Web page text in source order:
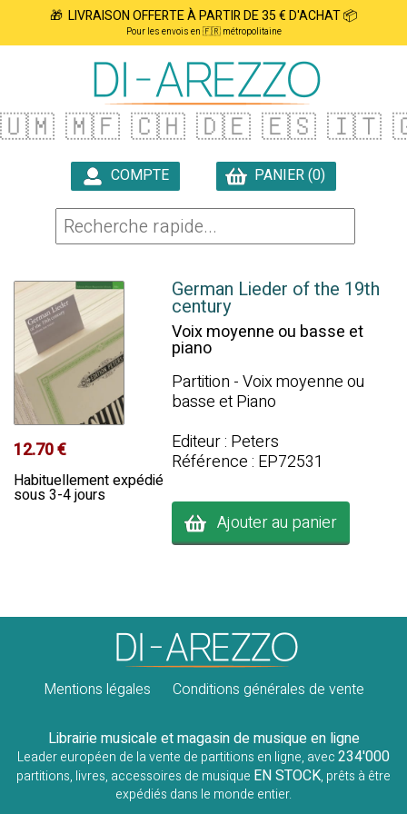
🎁 LIVRAISON OFFERTE À PARTIR DE 35 € D'ACHAT 📦
Pour les envois en 🇫🇷 métropolitaine
🇺🇲 🇲🇫 🇨🇭 🇩🇪 🇪🇸 🇮🇹
COMPTE
PANIER (0)
12.70 €
Habituellement expédié
sous 3-4 jours
German Lieder of the 19th
century
Voix moyenne ou basse et
piano
Partition - Voix moyenne ou
basse et Piano
Editeur : Peters
Référence : EP72531
Ajouter au panier
Mentions légales Conditions générales de vente
Librairie musicale et magasin de musique en ligne
Leader européen de la vente de partitions en ligne, avec234'000
partitions, livres, accessoires de musique EN STOCK, prêts à être
expédiés dans le monde entier.